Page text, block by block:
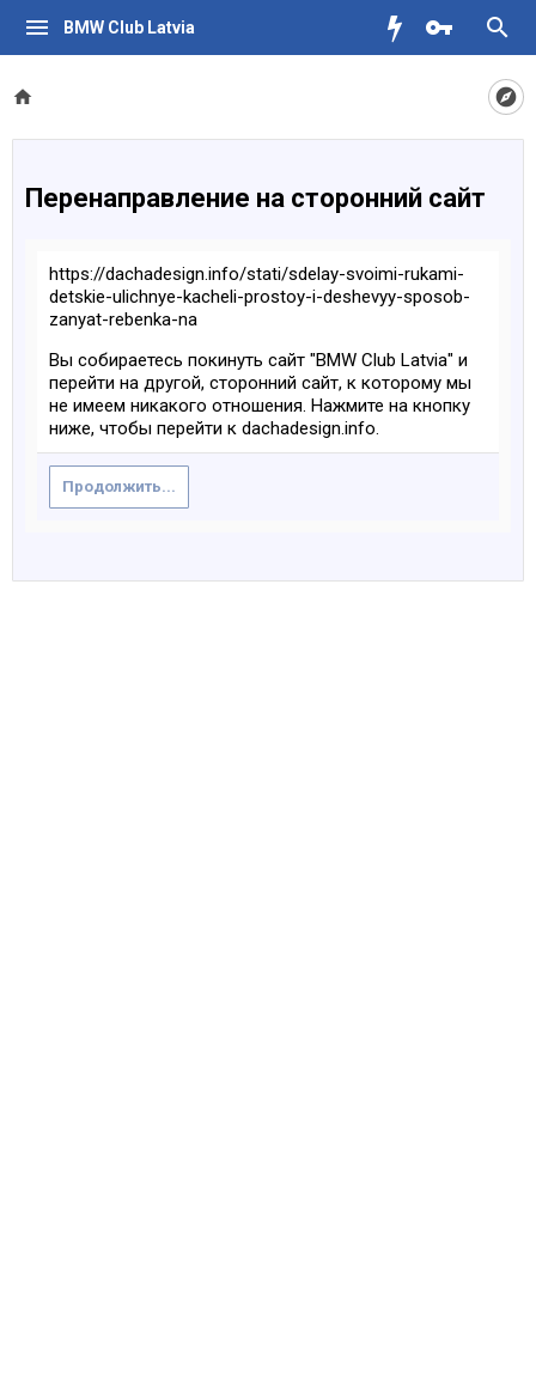
BMW Club Latvia
Перенаправление на сторонний сайт
https://dachadesign.info/stati/sdelay-svoimi-rukami-
detskie-ulichnye-kacheli-prostoy-i-deshevyy-sposob-
zanyat-rebenka-na
Вы собираетесь покинуть сайт "BMW Club Latvia" и
перейти на другой, сторонний сайт, к которому мы
не имеем никакого отношения. Нажмите на кнопку
ниже, чтобы перейти к dachadesign.info.
Продолжить...